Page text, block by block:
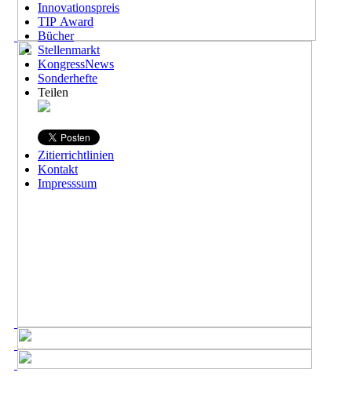
Innovationspreis
TIP Award
Bücher
Stellenmarkt
KongressNews
Sonderhefte
Teilen
Zitierrichtlinien
Kontakt
Impresssum